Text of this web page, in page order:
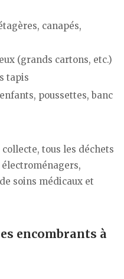
canapés,
(grands cartons, etc.)
tapis
poussettes, banc
tous les déchets
soins médicaux et
encombrants à